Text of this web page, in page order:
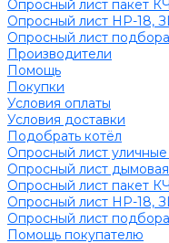
Опросный лист пакет
Опросный лист НР-18,
Опросный лист
Производители
Помощь
Покупки
Условия оплаты
Условия доставки
Подобрать котёл
Опросный лист уличные
Опросный лист
Опросный лист пакет
Опросный лист НР-18,
Опросный лист
Помощь покупателю